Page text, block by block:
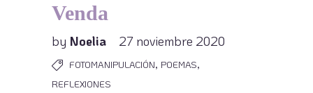
Venda
by Noelia 27 noviembre 2020
FOTOMANIPULACIÓN, POEMAS,
REFLEXIONES